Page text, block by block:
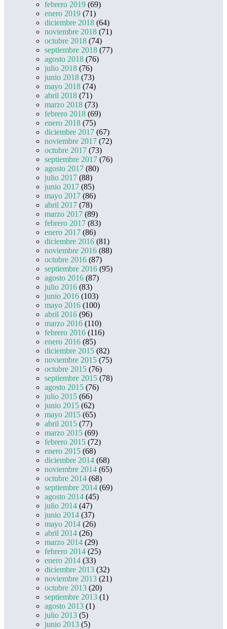
febrero 2019 (69)
enero 2019 (71)
diciembre 2018 (64)
noviembre 2018 (71)
octubre 2018 (74)
septiembre 2018 (77)
agosto 2018 (76)
julio 2018 (76)
junio 2018 (73)
mayo 2018 (74)
abril 2018 (71)
marzo 2018 (73)
febrero 2018 (69)
enero 2018 (75)
diciembre 2017 (67)
noviembre 2017 (72)
octubre 2017 (73)
septiembre 2017 (76)
agosto 2017 (80)
julio 2017 (88)
junio 2017 (85)
mayo 2017 (86)
abril 2017 (78)
marzo 2017 (89)
febrero 2017 (83)
enero 2017 (86)
diciembre 2016 (81)
noviembre 2016 (88)
octubre 2016 (87)
septiembre 2016 (95)
agosto 2016 (87)
julio 2016 (83)
junio 2016 (103)
mayo 2016 (100)
abril 2016 (96)
marzo 2016 (110)
febrero 2016 (116)
enero 2016 (85)
diciembre 2015 (82)
noviembre 2015 (75)
octubre 2015 (76)
septiembre 2015 (78)
agosto 2015 (76)
julio 2015 (66)
junio 2015 (62)
mayo 2015 (65)
abril 2015 (77)
marzo 2015 (69)
febrero 2015 (72)
enero 2015 (68)
diciembre 2014 (68)
noviembre 2014 (65)
octubre 2014 (68)
septiembre 2014 (69)
agosto 2014 (45)
julio 2014 (47)
junio 2014 (37)
mayo 2014 (26)
abril 2014 (26)
marzo 2014 (29)
febrero 2014 (25)
enero 2014 (33)
diciembre 2013 (32)
noviembre 2013 (21)
octubre 2013 (20)
septiembre 2013 (1)
agosto 2013 (1)
julio 2013 (5)
junio 2013 (5)